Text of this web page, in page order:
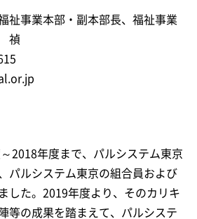
祉事業本部・副本部長、福祉事業
禎
2018年度まで、パルシステム東京
パルシステム東京の組合員および
した。2019年度より、そのカリキ
等の成果を踏まえて、パルシステ